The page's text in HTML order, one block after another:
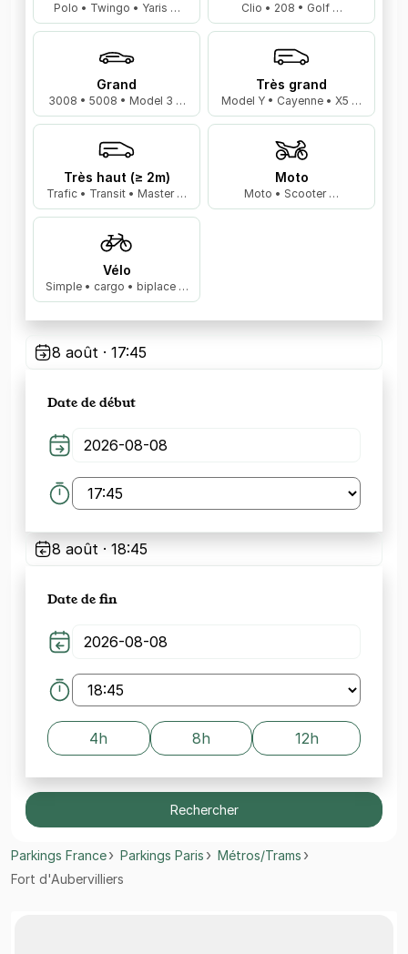
Polo • Twingo • Yaris … Clio • 208 • Golf …
Grand
3008 • 5008 • Model 3 …
Très grand
Model Y • Cayenne • X5 …
Très haut (≥ 2m)
Trafic • Transit • Master …
Moto
Moto • Scooter …
Vélo
Simple • cargo • biplace …
8 août · 17:45
Date de début
8 août · 18:45
Date de fin
4h 8h 12h
Rechercher
Parkings France Parkings Paris
Métros/Trams
Fort d'Aubervilliers